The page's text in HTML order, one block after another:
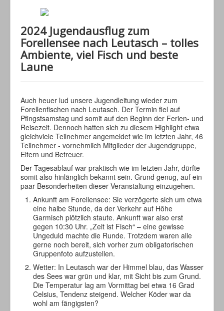
2024 Jugendausflug zum
Forellensee nach Leutasch – tolles
Ambiente, viel Fisch und beste
Laune
Auch heuer lud unsere Jugendleitung wieder zum
Forellenfischen nach Leutasch. Der Termin fiel auf
Pfingstsamstag und somit auf den Beginn der Ferien- und
Reisezeit. Dennoch hatten sich zu diesem Highlight etwa
gleichviele Teilnehmer angemeldet wie im letzten Jahr, 46
Teilnehmer - vornehmlich Mitglieder der Jugendgruppe,
Eltern und Betreuer.
Der Tagesablauf war praktisch wie im letzten Jahr, dürfte
somit also hinlänglich bekannt sein. Grund genug, auf ein
paar Besonderheiten dieser Veranstaltung einzugehen.
Ankunft am Forellensee: Sie verzögerte sich um etwa
eine halbe Stunde, da der Verkehr auf Höhe
Garmisch plötzlich staute. Ankunft war also erst
gegen 10:30 Uhr. „Zeit ist Fisch“ – eine gewisse
Ungeduld machte die Runde. Trotzdem waren alle
gerne noch bereit, sich vorher zum obligatorischen
Gruppenfoto aufzustellen.
Wetter: In Leutasch war der Himmel blau, das Wasser
des Sees war grün und klar, mit Sicht bis zum Grund.
Die Temperatur lag am Vormittag bei etwa 16 Grad
Celsius, Tendenz steigend. Welcher Köder war da
wohl am fängigsten?